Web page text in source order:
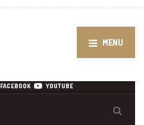
MENU
FACEBOOK YOUTUBE